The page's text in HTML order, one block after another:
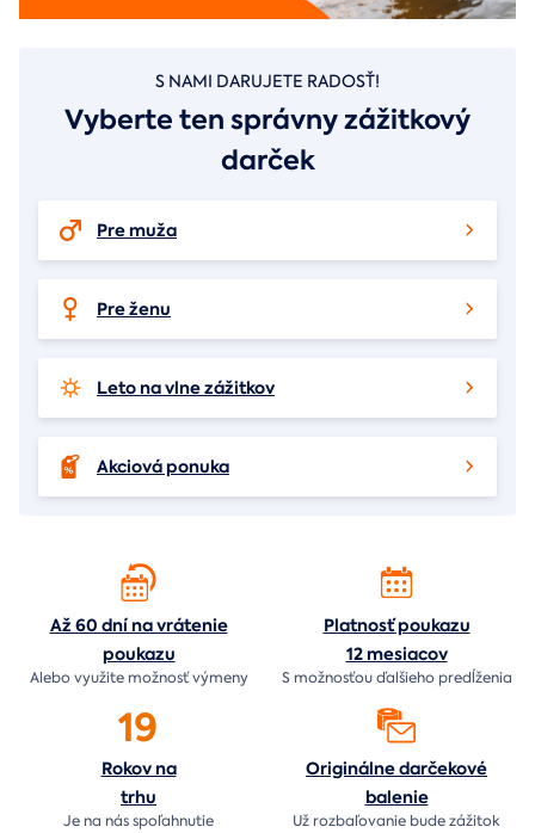
S NAMI DARUJETE RADOSŤ!
Vyberte ten správny zážitkový
darček
Pre muža
Pre ženu
Leto na vlne zážitkov
Akciová ponuka
Až 60 dní na vrátenie
poukazu
Alebo využite možnosť výmeny
Platnosť poukazu
12 mesiacov
S možnosťou ďalšieho predĺženia
19
Rokov na
trhu
Je na násspoľahnutie
Originálne darčekové
balenie
Už rozbaľovanie budezážitok